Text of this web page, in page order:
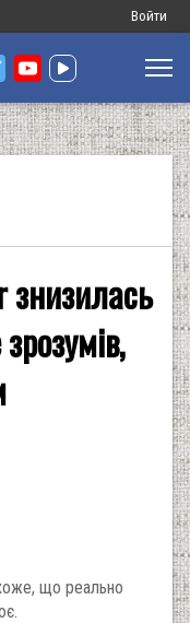
Меню
запису
Войти
знизилась
що реально